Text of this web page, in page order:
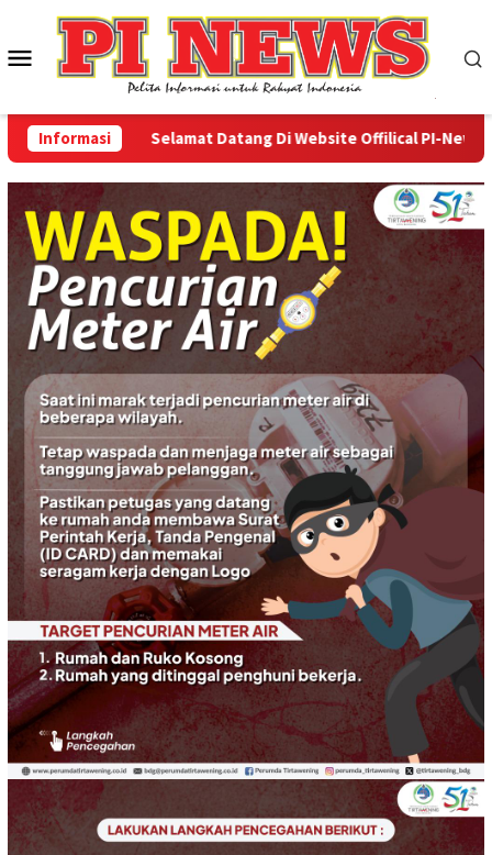
konten
Menu
Mobile
Informasi Selamat Datang Di Website Offilical PI-News